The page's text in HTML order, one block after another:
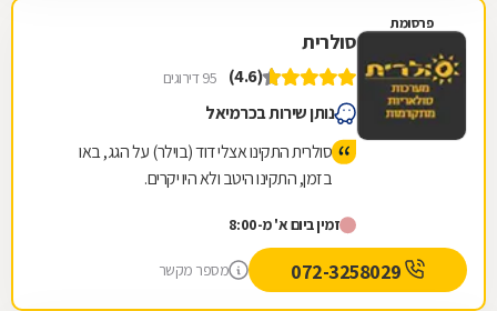
פרסומת
סולרית
(4.6) 95 דירוגים
נותן שירות בכרמיאל
סולרית התקינו אצלי דוד (בוילר) על הגג, באו
בזמן, התקינו היטב ולא היו יקרים.
זמין ביום א' מ-8:00
מספר מקשר